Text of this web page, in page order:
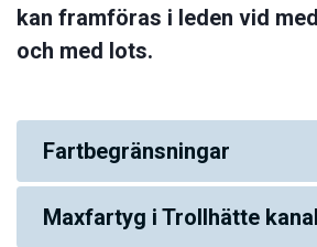
kan framföras i leden vid
och med lots.
Fartbegränsningar
Maxfartyg i Trollhätte kanal